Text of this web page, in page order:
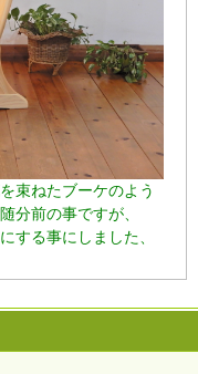
束ねたブーケのよう
分前の事ですが、
する事にしました、